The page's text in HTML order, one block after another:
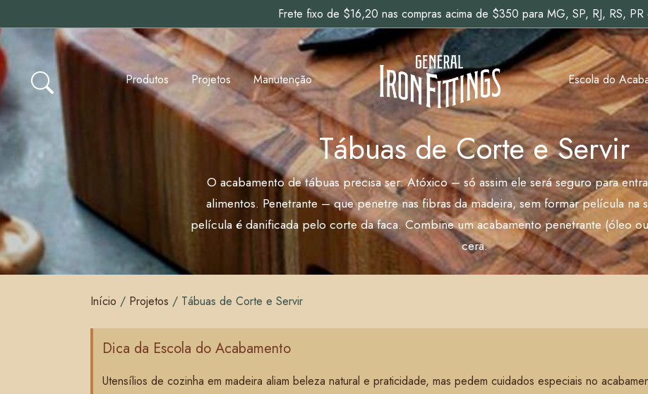
Frete fixo de $16,20 nas compras acima de $350 para MG, SP, RJ, RS, PR
Produtos Projetos Manutenção Escola do
Tábuas de Corte e Servir
O acabamento de tábuas precisa ser: Atóxico – só assim ele será seguro para
alimentos. Penetrante – que penetre nas fibras da madeira, sem formar película na
película é danificada pelo corte da faca. Combine um acabamento penetrante (óleo
cera.
Início / Projetos / Tábuas de Corte e Servir
Dica da Escola do Acabamento
Utensílios de cozinha em madeira aliam beleza natural e praticidade, mas pedem cuidados especiais no